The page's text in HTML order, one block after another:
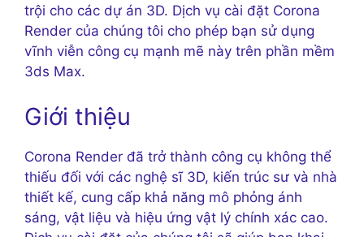
trội cho các dự án 3D. Dịch vụ cài đặt Corona
Render của chúng tôi cho phép bạn sử dụng
vĩnh viễn công cụ mạnh mẽ này trên phần mềm
3ds Max.
Giới thiệu
Corona Render đã trở thành công cụ không thể
thiếu đối với các nghệ sĩ 3D, kiến trúc sư và nhà
thiết kế, cung cấp khả năng mô phỏng ánh
sáng, vật liệu và hiệu ứng vật lý chính xác cao.